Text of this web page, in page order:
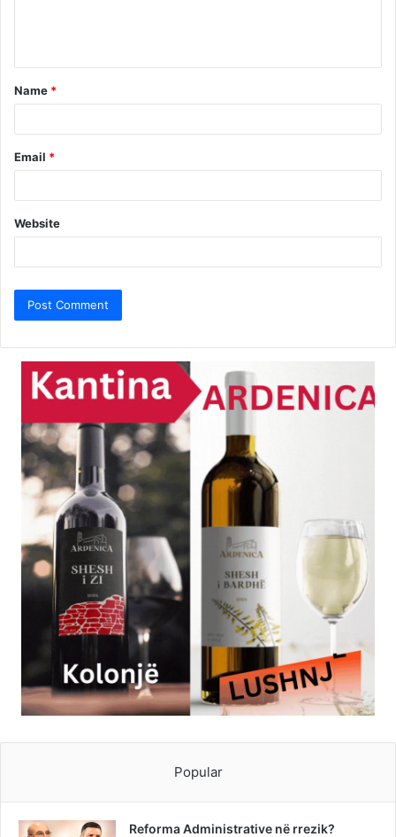
t
*
Name *
Email *
Website
Popular
Reforma Administrative në rrezik?